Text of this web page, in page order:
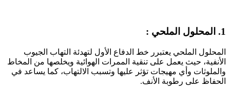
1. المحلول الملحي :
المحلول الملحي يعتبرر خط الدفاع الأول لتهدئة التهاب الجيوب
الأنفية، حيث يعمل على تنقية الممرات الهوائية ويخلصها من المخاط
والملوثات وأي مهيجات تؤثر عليها وتسبب الالتهاب، كما يساعد في
الحفاظ على رطوبة الأنف.